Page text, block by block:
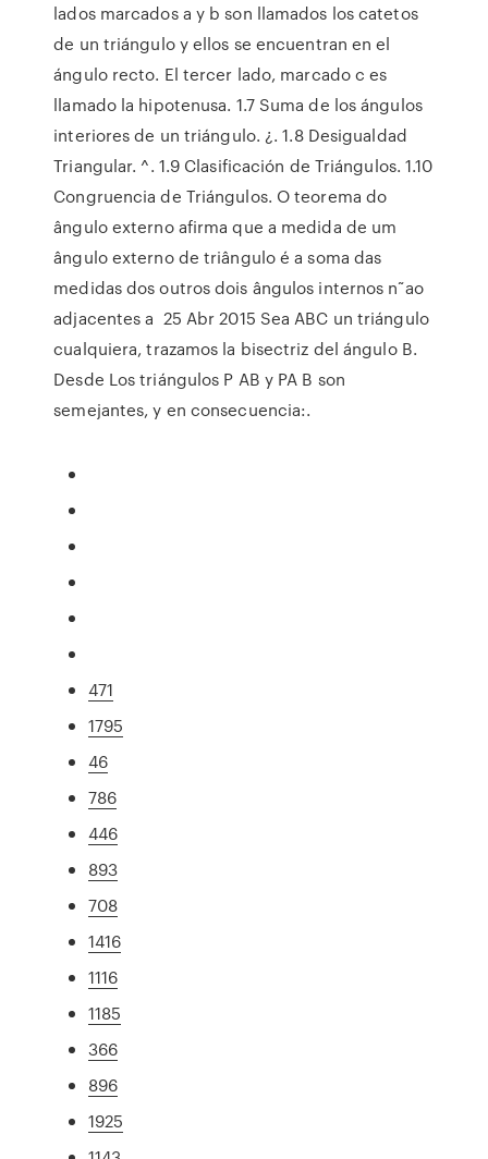
lados marcados a y b son llamados los catetos
de un triángulo y ellos se encuentran en el
ángulo recto. El tercer lado, marcado c es
llamado la hipotenusa. 1.7 Suma de los ángulos
interiores de un triángulo. ¿. 1.8 Desigualdad
Triangular. ^. 1.9 Clasificación de Triángulos. 1.10
Congruencia de Triángulos. O teorema do
ângulo externo afirma que a medida de um
ângulo externo de triângulo é a soma das
medidas dos outros dois ângulos internos n˜ao
adjacentes a 25 Abr 2015 Sea ABC un triángulo
cualquiera, trazamos la bisectriz del ángulo B.
Desde Los triángulos P AB y PA B son
semejantes, y en consecuencia:.
471
1795
46
786
446
893
708
1416
1116
1185
366
896
1925